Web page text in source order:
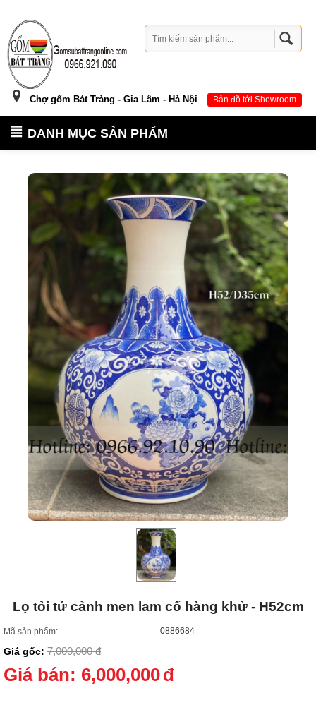
Chợ gốm Bát Tràng - Gia Lâm - Hà Nội Bản đồ tới Showroom
DANH MỤC SẢN PHẨM
Lọ tỏi tứ cảnh men lam cổ hàng khử - H52cm
Mã sản phẩm: 0886684
Giá gốc: 7,000,000 đ
Giá bán: 6,000,000đ